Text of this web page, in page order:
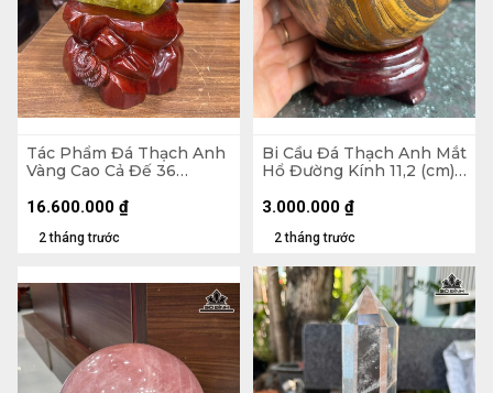
Tác Phẩm Đá Thạch Anh
Vàng Cao Cả Đế 36
Cao Riêng Đá 25 (cm) -
2 tháng trước
16.600.000 ₫
Bi Cầu Đá Thạch Anh Mắt
Hổ Đường Kính 11,2 (cm) -
2 tháng trước
3.000.000 ₫